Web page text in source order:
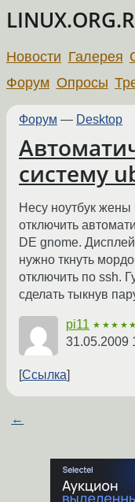
Новости Галерея
Форум Опросы
Форум — Desktop
систему
Несу ноутбук жены
отключить
DE gnome.
нужно ткнуть
отключить по ssh.
сделать тыкнув
pi11 ★★★★★
31.05.2009
Ссылка
←